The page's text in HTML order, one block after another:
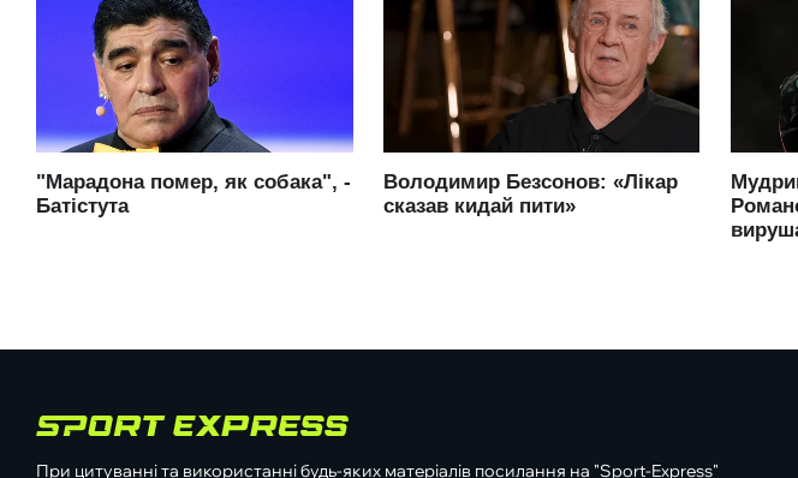
При цитуванні та використанні будь-яких матеріалів посилання на "Sport-Express"